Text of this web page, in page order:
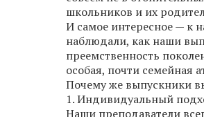
школьников и их
И самое интересное — к
наблюдали, как наши
преемственность
особая, почти семейная
Почему же выпускники
1. Индивидуальный
Наши преподаватели